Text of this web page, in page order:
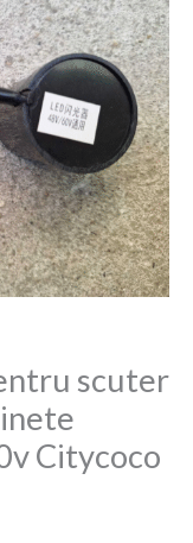
scuter
Citycoco
Ron.